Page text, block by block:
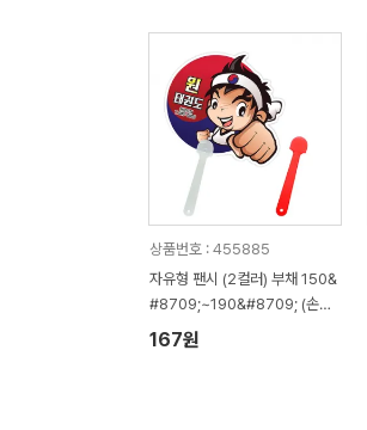
상품번호 : 455885
자유형 팬시 (2컬러) 부채 150&
#8709;~190&#8709; (손잡
이110mm)
167원